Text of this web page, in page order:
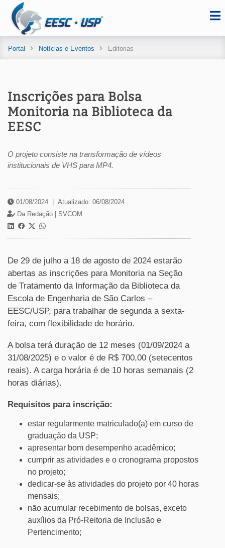
Portal Notícias e Eventos Editorias
Inscrições para Bolsa
Monitoria na Biblioteca da
EESC
O projeto consiste na transformação de vídeos
institucionais de VHS para MP4.
01/08/2024
Atualizado: 06/08/2024
Da Redação | SVCOM
De 29 de julho a 18 de agosto de 2024 estarão
abertas as inscrições para Monitoria na Seção
de Tratamento da Informação da Biblioteca da
Escola de Engenharia de São Carlos –
EESC/USP, para trabalhar de segunda a sexta-
feira, com flexibilidade de horário.
A bolsa terá duração de 12 meses (01/09/2024 a
31/08/2025) e o valor é de R$ 700,00 (setecentos
reais). A carga horária é de 10 horas semanais (2
horas diárias).
Requisitos para inscrição:
estar regularmente matriculado(a) em curso de
graduação da USP;
apresentar bom desempenho acadêmico;
cumprir as atividades e o cronograma propostos
no projeto;
dedicar-se às atividades do projeto por 40 horas
mensais;
não acumular recebimento de bolsas, exceto
auxílios da Pró-Reitoria de Inclusão e
Pertencimento;